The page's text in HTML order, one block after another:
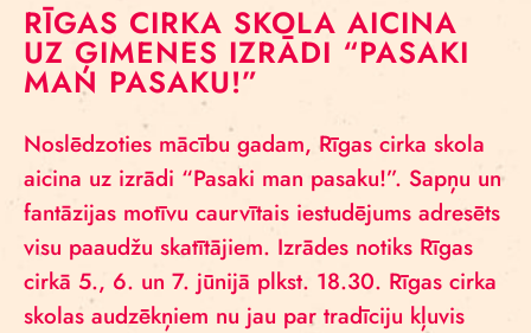
RĪGAS CIRKA SKOLA AICINA
UZ ĢIMENES IZRĀDI “PASAKI
MAN PASAKU!”
Noslēdzoties mācību gadam, Rīgas cirka skola
aicina uz izrādi “Pasaki man pasaku!”. Sapņu un
fantāzijas motīvu caurvītais iestudējums adresēts
visu paaudžu skatītājiem. Izrādes notiks Rīgas
cirkā 5., 6. un 7. jūnijā plkst. 18.30. Rīgas cirka
skolas audzēkņiem nu jau par tradīciju kļuvis